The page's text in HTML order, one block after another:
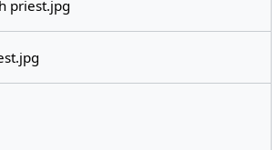
priest.jpg